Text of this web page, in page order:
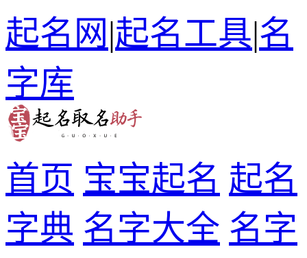
起名网|起名工具|名
字库
首页 宝宝起名 起名
字典 名字大全 名字